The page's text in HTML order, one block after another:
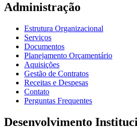
Administração
Estrutura Organizacional
Serviços
Documentos
Planejamento Orçamentário
Aquisições
Gestão de Contratos
Receitas e Despesas
Contato
Perguntas Frequentes
Desenvolvimento